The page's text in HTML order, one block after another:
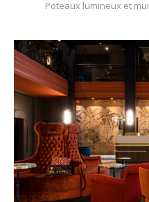
Poteaux lumineux et